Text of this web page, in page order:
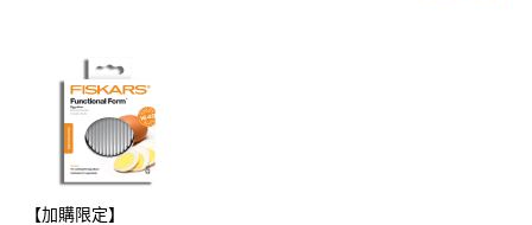
【加購限定】